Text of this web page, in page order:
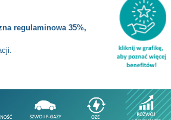
regulaminowa 35%,